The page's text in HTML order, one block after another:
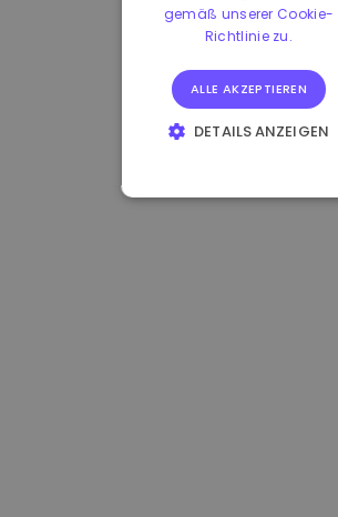
gemäß unserer Cookie-
Richtlinie zu.
ALLE AKZEPTIEREN
DETAILS ANZEIGEN